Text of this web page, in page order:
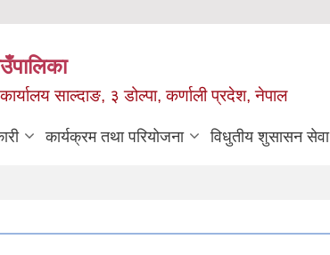
साल्दाङ, ३ डोल्पा, कर्णाली प्रदेश, नेपाल
कार्यक्रम तथा परियोजना विधुतीय शुसासन सेवा